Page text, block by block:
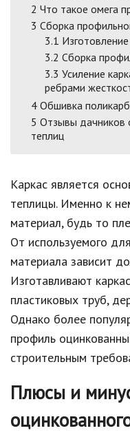
2 Что такое омега
3 Сборка
3.1
3.2 Сборка
3.3 Усиление
ребрами
4 Обшивка
5 Отзывы дачников
теплиц
Каркас является
теплицы. Именно к
материал, будь то
От используемого
материала зависит
Изготавливают
пластиковых труб,
Однако более
профиль
строительным
Плюсы и